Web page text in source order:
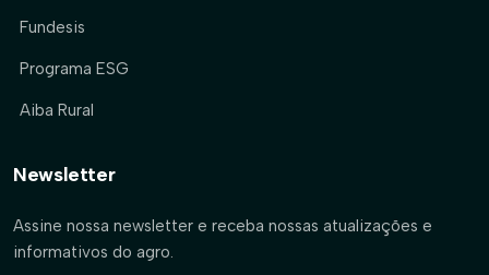
Fundesis
Programa ESG
Aiba Rural
Newsletter
Assine nossa newsletter e receba nossas atualizações e
informativos do agro.